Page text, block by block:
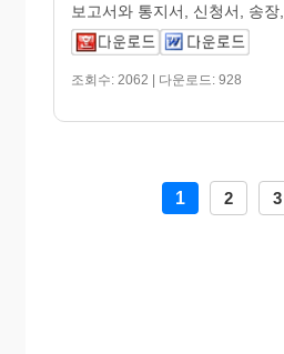
보고서와 통지서, 신청서, 송장,
조회수: 2062 | 다운로드: 928
1 2 3